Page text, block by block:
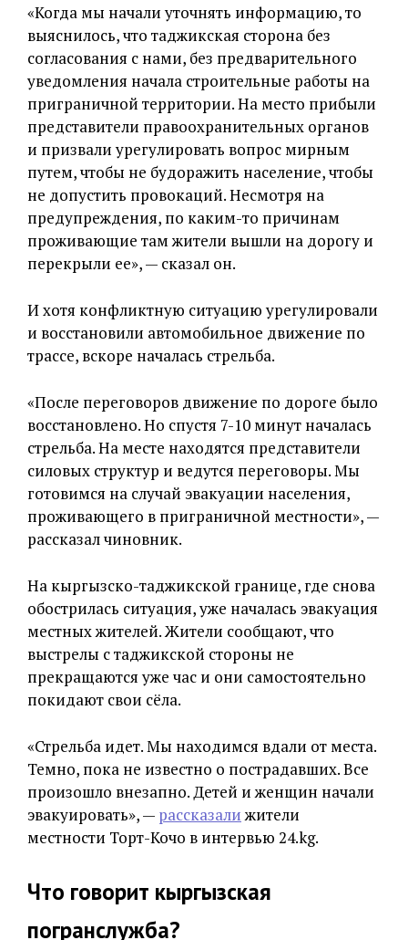
«Когда мы начали уточнять информацию, то
выяснилось, что таджикская сторона без
согласования с нами, без предварительного
уведомления начала строительные работы на
приграничной территории. На место прибыли
представители правоохранительных органов
и призвали урегулировать вопрос мирным
путем, чтобы не будоражить население, чтобы
не допустить провокаций. Несмотря на
предупреждения, по каким-то причинам
проживающие там жители вышли на дорогу и
перекрыли ее», — сказал он.
И хотя конфликтную ситуацию урегулировали
и восстановили автомобильное движение по
трассе, вскоре началась стрельба.
«После переговоров движение по дороге было
восстановлено. Но спустя 7-10 минут началась
стрельба. На месте находятся представители
силовых структур и ведутся переговоры. Мы
готовимся на случай эвакуации населения,
проживающего в приграничной местности», —
рассказал чиновник.
На кыргызско-таджикской границе, где снова
обострилась ситуация, уже началась эвакуация
местных жителей. Жители сообщают, что
выстрелы с таджикской стороны не
прекращаются уже час и они самостоятельно
покидают свои сёла.
«Стрельба идет. Мы находимся вдали от места.
Темно, пока не известно о пострадавших. Все
произошло внезапно. Детей и женщин начали
эвакуировать», — рассказалижители
местности Торт-Кочо в интервью 24.kg.
Что говорит кыргызская
погранслужба?